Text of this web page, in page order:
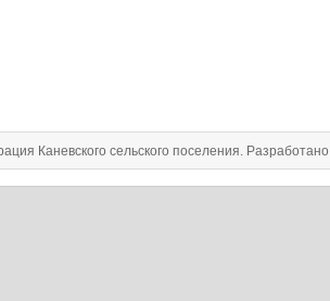
Каневского сельского поселения.